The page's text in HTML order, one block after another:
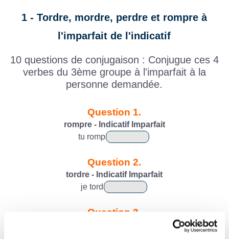
1 - Tordre, mordre, perdre et rompre à
l'imparfait de l'indicatif
10 questions de conjugaison : Conjugue ces 4
verbes du 3ème groupe à l'imparfait à la
personne demandée.
Question 1.
rompre - Indicatif Imparfait
tu romp
Question 2.
tordre - Indicatif Imparfait
je tord
Question 3.